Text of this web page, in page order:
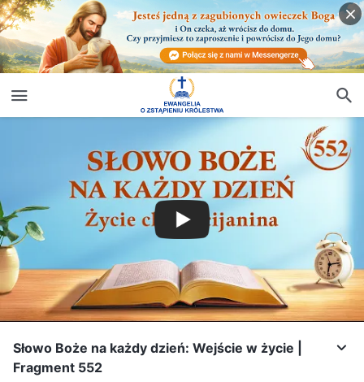
Słowo Boże na każdy dzień: Wejście w życie |
Fragment 552